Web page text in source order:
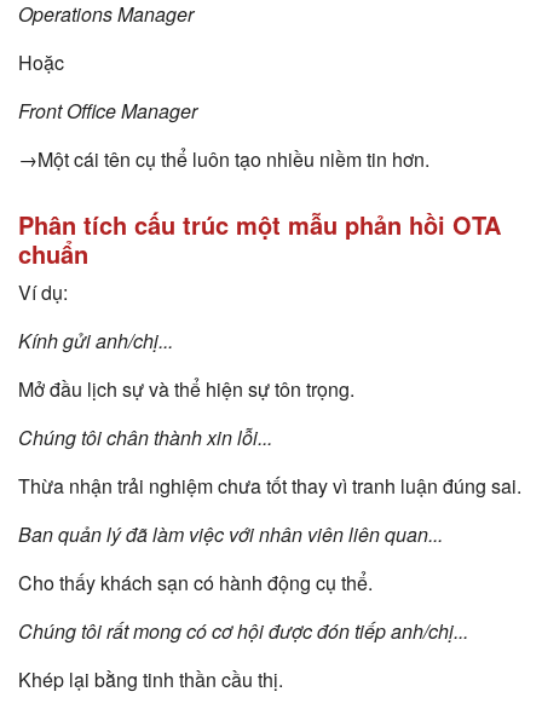
Operations Manager
Hoặc
Front Office Manager
→Một cái tên cụ thể luôn tạo nhiều niềm tin hơn.
Phân tích cấu trúc một mẫu phản hồi OTA
chuẩn
Ví dụ:
Kính gửi anh/chị...
Mở đầu lịch sự và thể hiện sự tôn trọng.
Chúng tôi chân thành xin lỗi...
Thừa nhận trải nghiệm chưa tốt thay vì tranh luận đúng sai.
Ban quản lý đã làm việc với nhân viên liên quan...
Cho thấy khách sạn có hành động cụ thể.
Chúng tôi rất mong có cơ hội được đón tiếp anh/chị...
Khép lại bằng tinh thần cầu thị.